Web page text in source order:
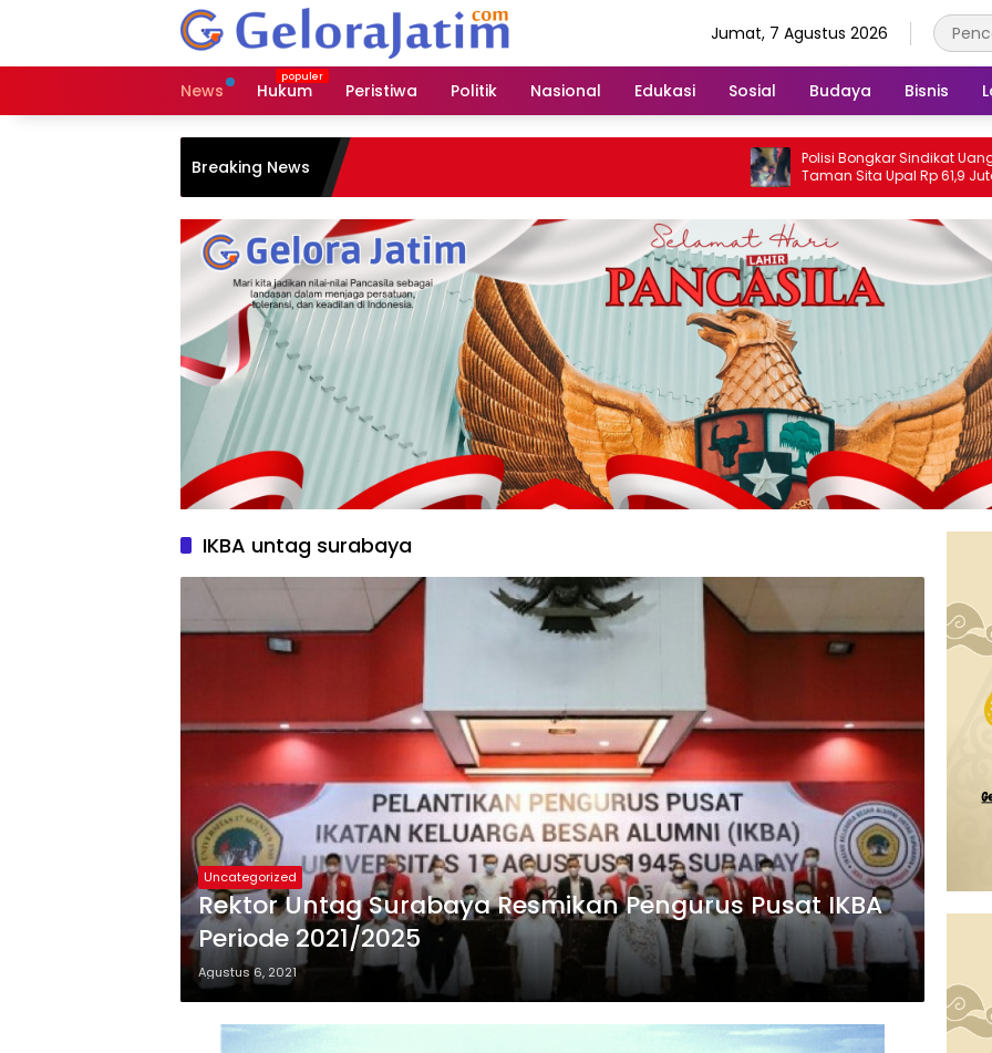
Jumat, 7 Agustus 2026
News Hukum Peristiwa Politik Nasional Edukasi Sosial Budaya Bisnis
Breaking News
Polisi Bongkar Sindikat Uang Palsu,
Taman Sita Upal Rp 61,9 Juta dan
Tangkap Tiga Tersangka
IKBA untag surabaya
Uncategorized
Rektor Untag Surabaya Resmikan Pengurus Pusat IKBA
Periode 2021/2025
Agustus 6, 2021